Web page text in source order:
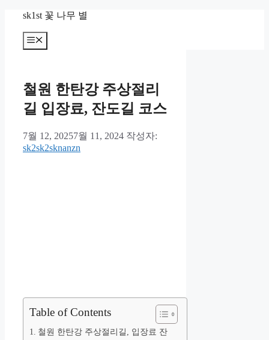
sk1st 꽃 나무 별
메
뉴
철원 한탄강 주상절리
길 입장료, 잔도길 코스
7월 12, 20257월 11, 2024 작성자:
sk2sk2sknanzn
Table of Contents
철원 한탄강 주상절리길, 입장료 잔